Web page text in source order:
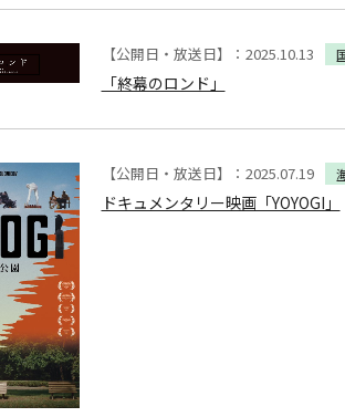
【公開日・放送日】：2025.10.13
「終幕のロンド」
【公開日・放送日】：2025.07.19
ドキュメンタリー映画「YOYOGI」